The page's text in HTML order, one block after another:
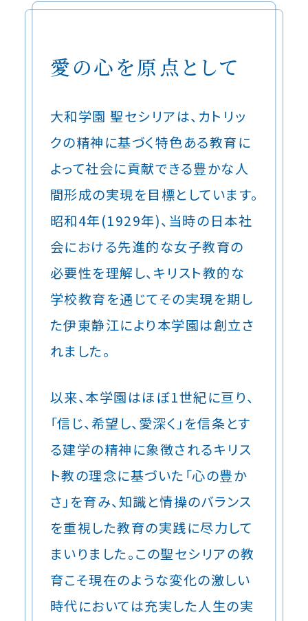
愛の心を原点として
大和学園 聖セシリアは、カトリッ
クの精神に基づく特色ある教育に
よって社会に貢献できる豊かな人
間形成の実現を目標としています。
昭和4年(1929年)、当時の日本社
会における先進的な女子教育の
必要性を理解し、キリスト教的な
学校教育を通じてその実現を期し
た伊東静江により本学園は創立さ
れました。
以来、本学園はほぼ1世紀に亘り、
「信じ、希望し、愛深く」を信条とす
る建学の精神に象徴されるキリス
ト教の理念に基づいた「心の豊か
さ」を育み、知識と情操のバランス
を重視した教育の実践に尽力して
まいりました。この聖セシリアの教
育こそ現在のような変化の激しい
時代においては充実した人生の実